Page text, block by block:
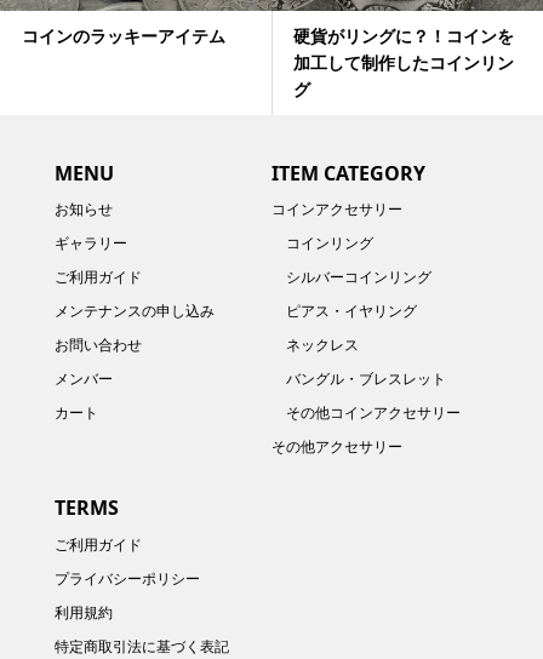
コインのラッキーアイテム
硬貨がリングに？！コインを
加工して制作したコインリン
グ
MENU
お知らせ
ギャラリー
ご利用ガイド
メンテナンスの申し込み
お問い合わせ
メンバー
カート
ITEM CATEGORY
コインアクセサリー
コインリング
シルバーコインリング
ピアス・イヤリング
ネックレス
バングル・ブレスレット
その他コインアクセサリー
その他アクセサリー
TERMS
ご利用ガイド
プライバシーポリシー
利用規約
特定商取引法に基づく表記